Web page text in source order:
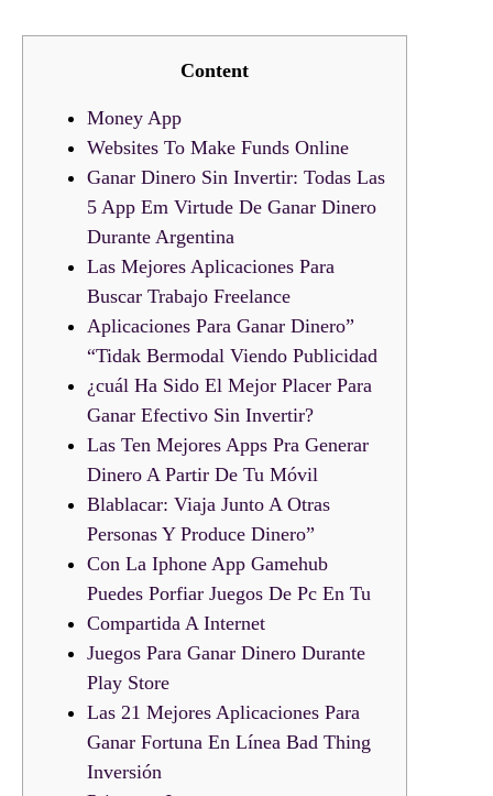
Content
Money App
Websites To Make Funds Online
Ganar Dinero Sin Invertir: Todas Las
5 App Em Virtude De Ganar Dinero
Durante Argentina
Las Mejores Aplicaciones Para
Buscar Trabajo Freelance
Aplicaciones Para Ganar Dinero”
“Tidak Bermodal Viendo Publicidad
¿cuál Ha Sido El Mejor Placer Para
Ganar Efectivo Sin Invertir?
Las Ten Mejores Apps Pra Generar
Dinero A Partir De Tu Móvil
Blablacar: Viaja Junto A Otras
Personas Y Produce Dinero”
Con La Iphone App Gamehub
Puedes Porfiar Juegos De Pc En Tu
Compartida A Internet
Juegos Para Ganar Dinero Durante
Play Store
Las 21 Mejores Aplicaciones Para
Ganar Fortuna En Línea Bad Thing
Inversión